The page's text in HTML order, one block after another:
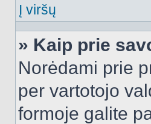
Į viršų
» Kaip prie
Norėdami prie
per vartotojo
formoje galite